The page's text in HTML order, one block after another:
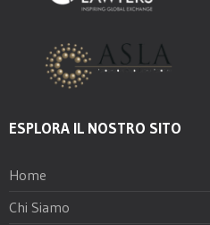
ESPLORA IL NOSTRO SITO
Home
Chi Siamo